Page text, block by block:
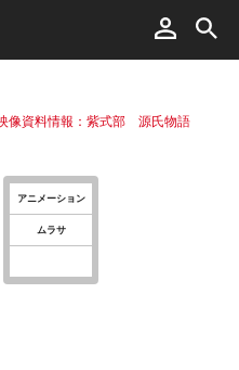
像資料情報：紫式部 源氏物語
アニメーション
ムラサ